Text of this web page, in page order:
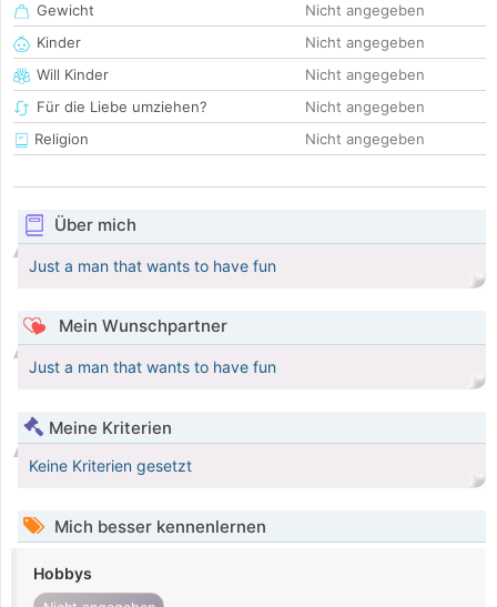
Gewicht
Nicht angegeben
Kinder
Nicht angegeben
Will Kinder
Nicht angegeben
Für die Liebe umziehen?
Nicht angegeben
Religion
Nicht angegeben
Über mich
Just a man that wants to have fun
Mein Wunschpartner
Just a man that wants to have fun
Meine Kriterien
Keine Kriterien gesetzt
Mich besser kennenlernen
Hobbys